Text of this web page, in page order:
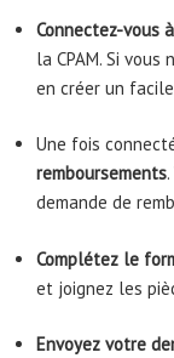
Connectez-vous
la CPAM. Si vous
en créer un
Une fois
remboursements
demande de
Complétez le
et joignez les
Envoyez votre